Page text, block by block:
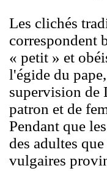
Les clichés
correspondent
« petit » et
l'égide du
supervision de
patron et de
Pendant que
des adultes
vulgaires